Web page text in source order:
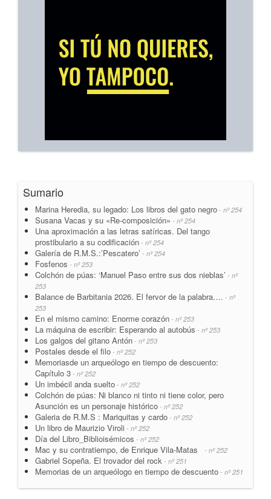
Sumario
Marina Heredia, su legado: Los libros del gato negro - nº 254
Susana Vacas y su «Re-composición» - nº 254
Una aproximación a las letras satíricas. Del tango
prostibulario a su codificación - nº 254
Galería de R.M.S.:’Pescatero’ - nº 254
Fosfenos - nº 253
Colchón de púas: ‘Manuel Paso entre sus dos nieblas’ - nº
253
Balance de Barbitania 2026. El fervor de la palabra…. - nº
253
En el mismo camino: Enorme corazón - nº 253
La máquina de escribir: Esperando al autobús - nº 253
Los galgos del gitano Antón - nº 253
Postales desde el filo - nº 252
Memoriasde un arqueólogo en tiempo de descuento:
Capítulo 3 - nº 252
Un imbécil anda suelto - nº 252
Colchón de púas: Ni blanco ni tinto ni tiene color, pero
Asunción es un personaje histórico - nº 252
Galeria de R.M.S : Mariquitas y cardo - nº 252
Un libro de Maurizio Viroli - nº 252
Día del Libro_Biblioisémicos - nº 252
Mac y su contratiempo, de Enrique Vila-Matas - nº 252
Gabriel Sopeña. El trovador del rock - nº 251
Memorias de un arqueólogo en tiempo de descuento - nº 251